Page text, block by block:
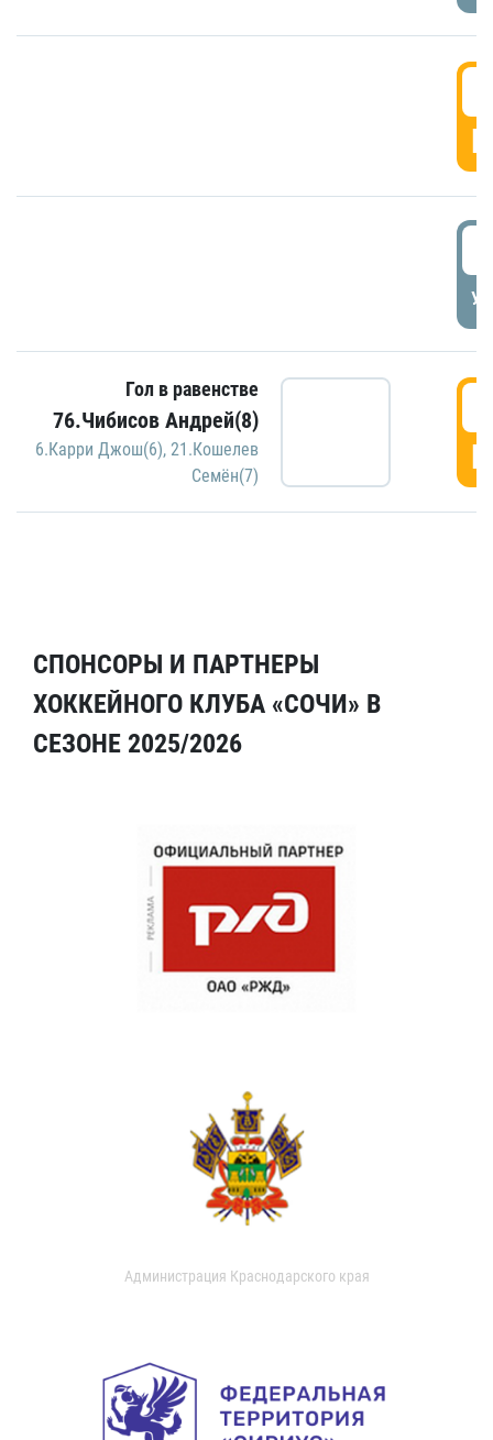
Гол в равенстве
76.Чибисов Андрей(8)
6.Карри Джош(6), 21.Кошелев
Семён(7)
СПОНСОРЫ И ПАРТНЕРЫ
ХОККЕЙНОГО КЛУБА «СОЧИ» В
СЕЗОНЕ 2025/2026
Администрация Краснодарского края